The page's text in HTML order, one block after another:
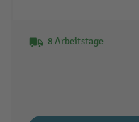
8 Arbeitstage